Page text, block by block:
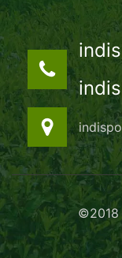
©2018